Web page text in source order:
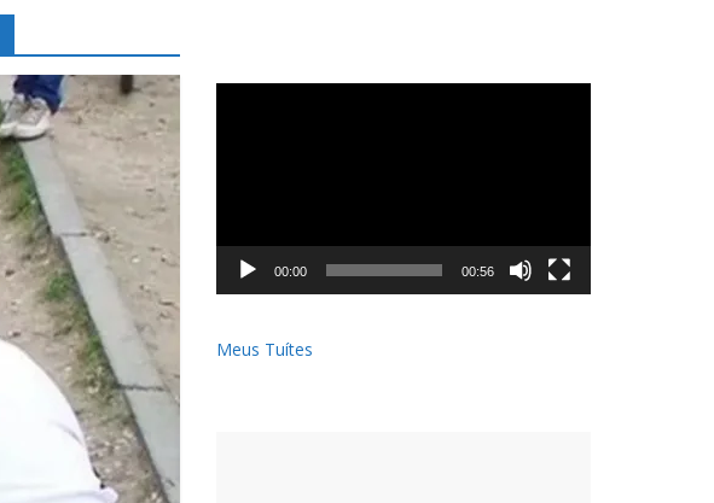
00:00 00:56
Meus Tuítes